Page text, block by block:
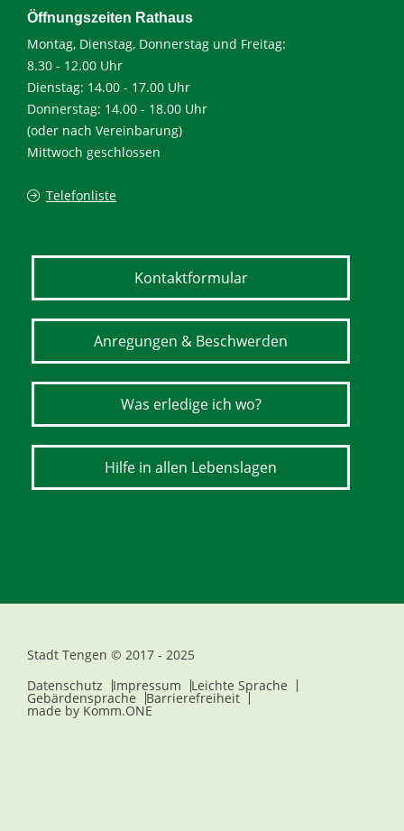
Öffnungszeiten Rathaus
Montag, Dienstag, Donnerstag und Freitag:
8.30 - 12.00 Uhr
Dienstag: 14.00 - 17.00 Uhr
Donnerstag: 14.00 - 18.00 Uhr
(oder nach Vereinbarung)
Mittwoch geschlossen
Telefonliste
Kontaktformular
Anregungen & Beschwerden
Was erledige ich wo?
Hilfe in allen Lebenslagen
Stadt Tengen © 2017 - 2025
Datenschutz
Impressum Leichte Sprache
Gebärdensprache Barrierefreiheit
made by Komm.ONE